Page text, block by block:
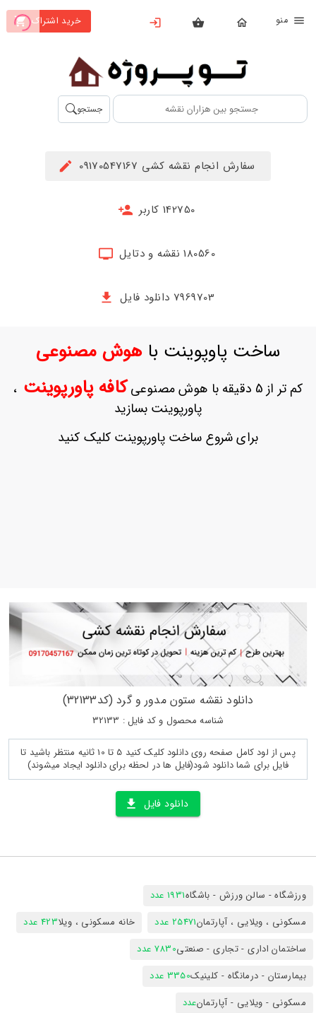
خرید اشتراک
بستن
محصولات
تهیه
اشتراک
حساب
ثبت
بازیابی
جستجو
سفارش انجام نقشه کشی 09170547167
142750 کاربر
180560 نقشه و دتایل
7969703 دانلود فایل
ساخت پاوپوینت باهوش مصنوعی
کم تر از 5 دقیقه با هوش مصنوعی کافه پاورپوینت ،
پاورپوینت بسازید
برای شروع ساخت پاورپوینت کلیک کنید
دانلود نقشه ستون مدور و گرد (کد32133)
شناسه محصول و کد فایل : 32133
پس از لود کامل صفحه روی دانلود کلیک کنید 5 تا 10 ثانیه منتظر باشید تا
فایل برای شما دانلود شود(فایل ها در لحظه برای دانلود ایجاد میشوند)
دانلود فایل
ورزشگاه - سالن ورزش - باشگاه1931 عدد
مسکونی ، ویلایی ، آپارتمان25471 عدد خانه مسکونی ، ویلا423 عدد
ساختمان اداری - تجاری - صنعتی7830 عدد
بیمارستان - درمانگاه - کلینیک3350 عدد
مسکونی - ویلایی - آپارتمانعدد